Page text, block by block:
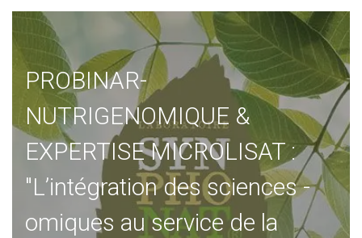
PROBINAR-
NUTRIGENOMIQUE &
EXPERTISE MICROLISAT :
"L’intégration des sciences -
omiques au service de la